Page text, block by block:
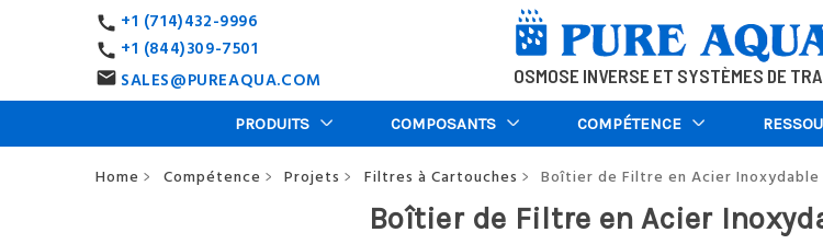
call +1 (714)432-9996
call +1 (844)309-7501
email SALES@PUREAQUA.COM OSMOSE INVERSE ET SYSTÈMES DE
PRODUITS COMPOSANTS COMPÉTENCE
Home > Compétence > Projets > Filtres à Cartouches > Boîtier de Filtre en Acier
Boîtier de Filtre en Acier